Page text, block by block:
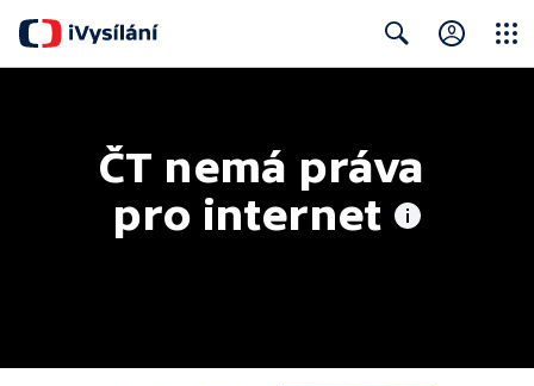
ČT nemá práva
pro internet